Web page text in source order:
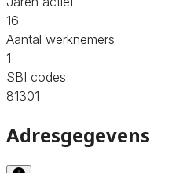
16
Aantal werknemers
1
SBI codes
81301
Adresgegevens